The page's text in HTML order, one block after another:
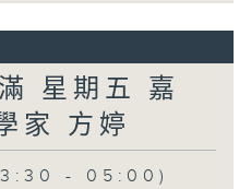
星期五 嘉
家 方婷
- 05:00)